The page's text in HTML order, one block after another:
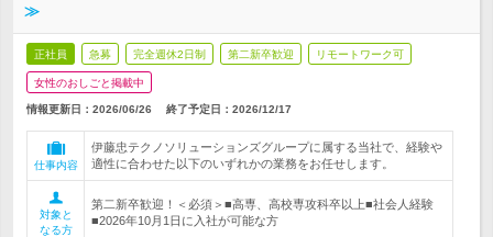
≫
正社員 急募 完全週休2日制 第二新卒歓迎 リモートワーク可
女性のおしごと掲載中
情報更新日：2026/06/26 終了予定日： 2026/12/17
仕事内容
伊藤忠テクノソリューションズグループに属する当社で、経験や
適性に合わせた以下のいずれかの業務をお任せします。
対象と
なる方
第二新卒歓迎！＜必須＞■高専、高校専攻科卒以上■社会人経験
■2026年10月1日に入社が可能な方